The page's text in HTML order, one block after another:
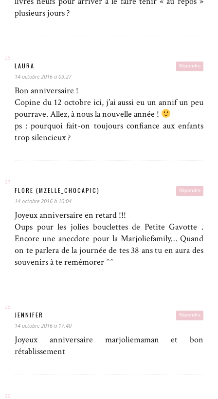
plusieurs jours ?
Répondre
LAURA
14 octobre 2016 à 09:27
Bon anniversaire !
Copine du 12 octobre ici, j’ai aussi eu un annif un peu
pourrave. Allez, à nous la nouvelle année !
ps : pourquoi fait-on toujours confiance aux enfants
trop silencieux ?
Répondre
FLORE (MZELLE_CHOCAPIC)
14 octobre 2016 à 10:04
Joyeux anniversaire en retard !!!
Oups pour les jolies bouclettes de Petite Gavotte .
Encore une anecdote pour la Marjoliefamily… Quand
on te parlera de la journée de tes 38 ans tu en aura des
souvenirs à te remémorer ^^
Répondre
JENNIFER
14 octobre 2016 à 17:40
Joyeux anniversaire marjoliemaman et bon
rétablissement